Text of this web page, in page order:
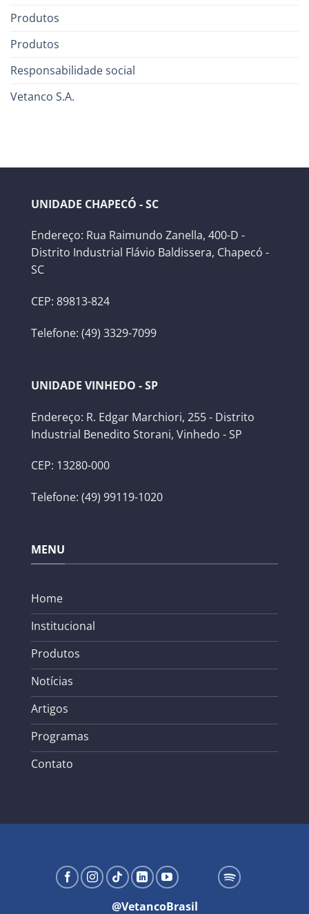
Produtos
Produtos
Responsabilidade social
Vetanco S.A.
UNIDADE CHAPECÓ - SC
Endereço: Rua Raimundo Zanella, 400-D -
Distrito Industrial Flávio Baldissera, Chapecó -
SC
CEP: 89813-824
Telefone: (49) 3329-7099
UNIDADE VINHEDO - SP
Endereço: R. Edgar Marchiori, 255 - Distrito
Industrial Benedito Storani, Vinhedo - SP
CEP: 13280-000
Telefone: (49) 99119-1020
MENU
Home
Institucional
Produtos
Notícias
Artigos
Programas
Contato
@VetancoBrasil